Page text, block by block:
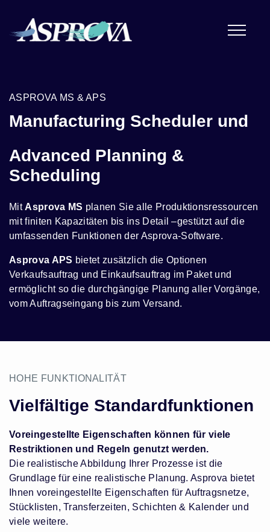
ASPROVA MS & APS
Manufacturing Scheduler und
Advanced Planning &
Scheduling
MitAsprova MS planen Sie alle Produktionsressourcen
mit finiten Kapazitäten bis ins Detail –gestützt auf die
umfassenden Funktionen der Asprova-Software.
Asprova APS bietet zusätzlich die Optionen
Verkaufsauftrag und Einkaufsauftrag im Paket und
ermöglicht so die durchgängige Planung aller Vorgänge,
vom Auftragseingang bis zum Versand.
HOHE FUNKTIONALITÄT
Vielfältige Standardfunktionen
Voreingestellte Eigenschaften können für viele
Restriktionen und Regeln genutzt werden.
Die realistische Abbildung Ihrer Prozesse ist die
Grundlage für eine realistische Planung. Asprova bietet
Ihnen voreingestellte Eigenschaften für Auftragsnetze,
Stücklisten, Transferzeiten, Schichten & Kalender und
viele weitere.